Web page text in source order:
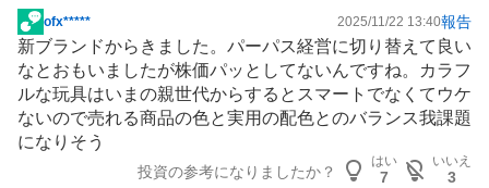
掲
示
板
記
事
ofx***** 2025/11/22 13:40報告
新ブランドからきました。パーパス経営に切り替えて良い
なとおもいましたが株価パッとしてないんですね。カラフ
ルな玩具はいまの親世代からするとスマートでなくてウケ
ないので売れる商品の色と実用の配色とのバランス我課題
になりそう
投資の参考になりましたか？
はい
7
いいえ
3